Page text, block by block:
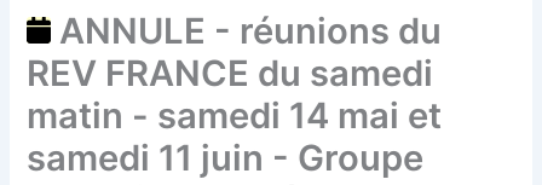
ANNULE - réunions du
REV FRANCE du samedi
matin - samedi 14 mai et
samedi 11 juin - Groupe
de
10h
à
et
Groupe